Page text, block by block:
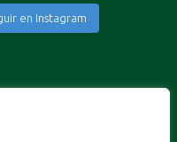
en Instagram